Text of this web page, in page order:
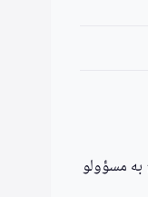
به مسؤولو